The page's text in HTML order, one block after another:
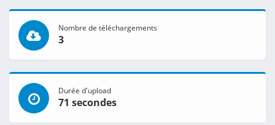
Nombre de téléchargements
3
Durée d'upload
71 secondes